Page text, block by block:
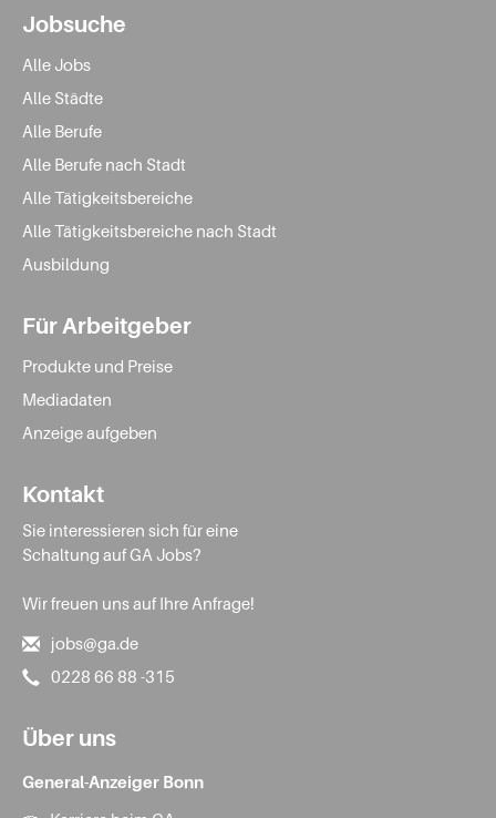
Jobsuche
Alle Jobs
Alle Städte
Alle Berufe
Alle Berufe nach Stadt
Alle Tätigkeitsbereiche
Alle Tätigkeitsbereiche nach Stadt
Ausbildung
Für Arbeitgeber
Produkte und Preise
Mediadaten
Anzeige aufgeben
Kontakt
Sie interessieren sich für eine
Schaltung auf GA Jobs?
Wir freuen uns auf Ihre Anfrage!
jobs@ga.de
0228 66 88 -315
Über uns
General-Anzeiger Bonn